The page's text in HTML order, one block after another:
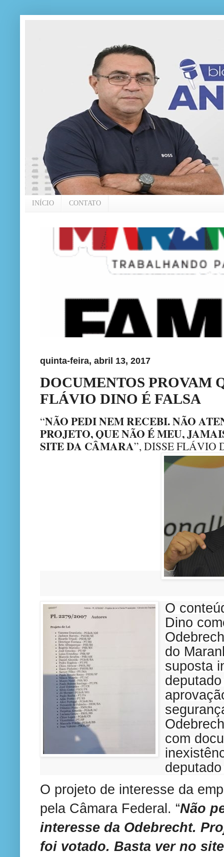
INÍCIO CONTATO
quinta-feira, abril 13, 2017
DOCUMENTOS PROVAM
FLÁVIO DINO É FALSA
“NÃO PEDI NEM RECEBI. NÃO
PROJETO, QUE NÃO É MEU,
SITE DA CÂMARA”, DISSE FLÁVIO
O
Dino
do
suposta
com
O projeto de interesse da
pela Câmara Federal. “Não
interesse da Odebrecht.
foi votado. Basta ver no